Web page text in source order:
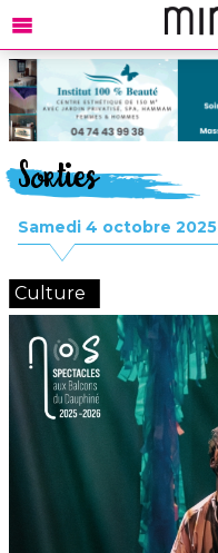
Sorties
Samedi 4 octobre 2025
Culture